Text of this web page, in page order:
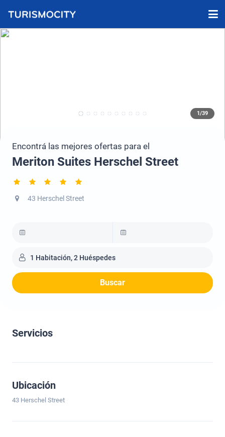
1/39
Encontrá las mejores ofertas para el
Meriton Suites Herschel Street
43 Herschel Street
1 Habitación, 2 Huéspedes
Buscar
Servicios
Ubicación
43 Herschel Street